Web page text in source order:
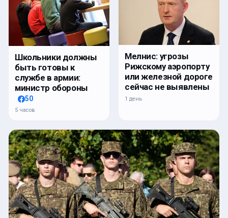
Школьники должны
быть готовы к
службе в армии:
министр обороны
50
5 часов
Мелнис: угрозы
Рижскому аэропорту
или железной дороге
сейчас не выявлены
1 день